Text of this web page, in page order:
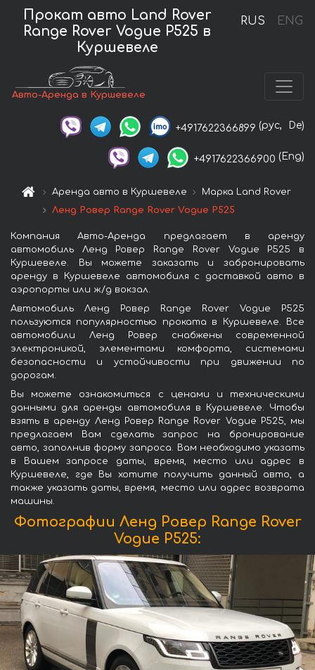
RUS ENG
Прокат авто Land Rover
Range Rover Vogue P525 в
Куршевеле
Авто-Аренда в Куршевеле
+4917622366899 (рус, De)
+4917622366900 (Eng)
Аренда авто в Куршевеле
Марка Land Rover
Ленд Ровер Range Rover Vogue P525
Компания Авто-Аренда предлагает в аренду
автомобиль Ленд Ровер Range Rover Vogue P525 в
Куршевеле. Вы можете заказать и забронировать
аренду в Куршевеле автомобиля с доставкой авто в
аэропорты или ж/д вокзал.
Автомобиль Ленд Ровер Range Rover Vogue P525
пользуются популярностью проката в Куршевеле. Все
автомобили Ленд Ровер снабжены современной
электроникой, элементами комфорта, системами
безопасности и устойчивости при движении по
дорогам.
Вы можете ознакомиться с ценами и техническими
данными для аренды автомобиля в Куршевеле. Чтобы
взять в аренду Ленд Ровер Range Rover Vogue P525, мы
предлагаем Вам сделать запрос на бронирование
авто, заполнив форму запроса. Вам необходимо указать
в Вашем запросе даты, время, место или адрес в
Куршевеле, где Вы хотите получить данный авто, а
также указать даты, время, место или адрес возврата
машины.
Фотографии Ленд Ровер Range Rover
Vogue P525: